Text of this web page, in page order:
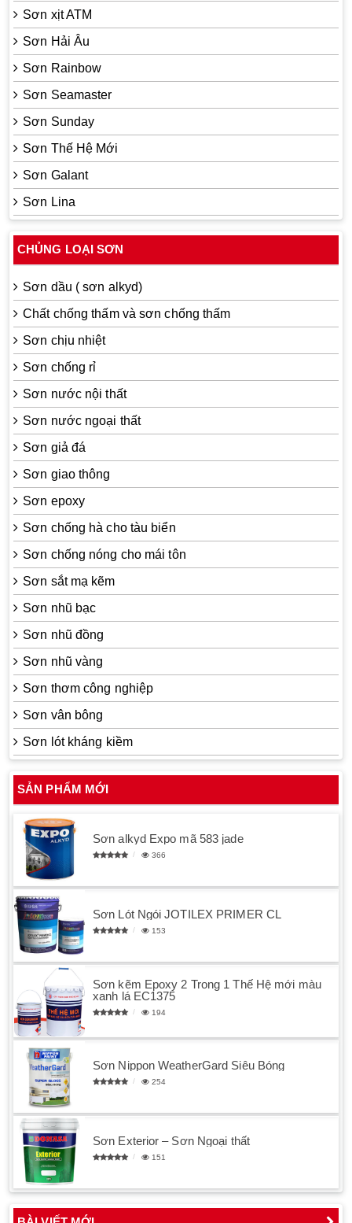
Sơn xịt ATM
Sơn Hải Âu
Sơn Rainbow
Sơn Seamaster
Sơn Sunday
Sơn Thế Hệ Mới
Sơn Galant
Sơn Lina
CHỦNG LOẠI SƠN
Sơn dầu ( sơn alkyd)
Chất chống thấm và sơn chống thấm
Sơn chịu nhiệt
Sơn chống rỉ
Sơn nước nội thất
Sơn nước ngoại thất
Sơn giả đá
Sơn giao thông
Sơn epoxy
Sơn chống hà cho tàu biển
Sơn chống nóng cho mái tôn
Sơn sắt mạ kẽm
Sơn nhũ bạc
Sơn nhũ đồng
Sơn nhũ vàng
Sơn thơm công nghiệp
Sơn vân bông
Sơn lót kháng kiềm
SẢN PHẨM MỚI
Sơn alkyd Expo mã 583 jade
366
Sơn Lót Ngói JOTILEX PRIMER CL
153
Sơn kẽm Epoxy 2 Trong 1 Thế Hệ mới màu
xanh lá EC1375
194
Sơn Nippon WeatherGard Siêu Bóng
254
Sơn Exterior – Sơn Ngoại thất
151